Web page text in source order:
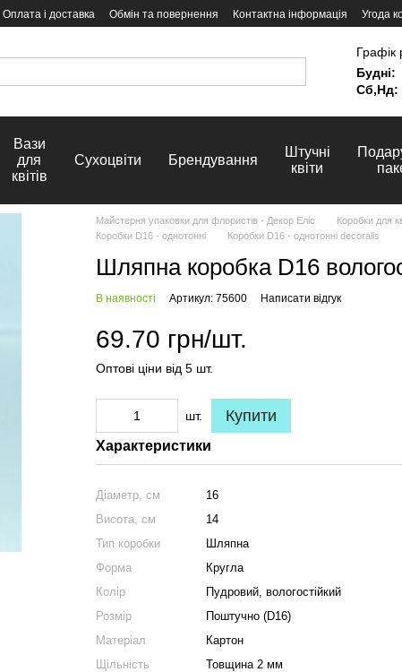
Оплата і доставка Обмін та повернення Контактна інформація Угода
Графік
Будні:
Сб,Нд:
Вази
для
квітів
Сухоцвіти Брендування
Штучні
квіти
Майстерня упаковки для флористів - Декор Еліс Коробки для
Коробки D16 - однотонні
Коробки D16 - однотонні decoralis
Шляпна коробка D16
В наявності Артикул: 75600 Написати відгук
69.70 грн/шт.
Оптові ціни від 5 шт.
шт. Купити
Характеристики
Діаметр, см
16
Висота, см
14
Тип коробки
Шляпна
Форма
Кругла
Колір
Пудровий, вологостійкий
Розмір
Поштучно (D16)
Матеріал
Картон
Щільність
Товщина 2 мм